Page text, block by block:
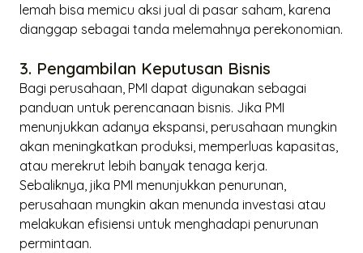
lemah bisa memicu aksi jual di pasar saham, karena
dianggap sebagai tanda melemahnya perekonomian.
3. Pengambilan Keputusan Bisnis
Bagi perusahaan, PMI dapat digunakan sebagai
panduan untuk perencanaan bisnis. Jika PMI
menunjukkan adanya ekspansi, perusahaan mungkin
akan meningkatkan produksi, memperluas kapasitas,
atau merekrut lebih banyak tenaga kerja.
Sebaliknya, jika PMI menunjukkan penurunan,
perusahaan mungkin akan menunda investasi atau
melakukan efisiensi untuk menghadapi penurunan
permintaan.